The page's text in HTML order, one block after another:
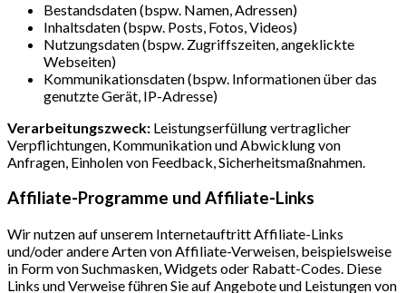
Bestandsdaten (bspw. Namen, Adressen)
Inhaltsdaten (bspw. Posts, Fotos, Videos)
Nutzungsdaten (bspw. Zugriffszeiten, angeklickte
Webseiten)
Kommunikationsdaten (bspw. Informationen über das
genutzte Gerät, IP-Adresse)
Verarbeitungszweck: Leistungserfüllung vertraglicher
Verpflichtungen, Kommunikation und Abwicklung von
Anfragen, Einholen von Feedback, Sicherheitsmaßnahmen.
Affiliate-Programme und Affiliate-Links
Wir nutzen auf unserem Internetauftritt Affiliate-Links
und/oder andere Arten von Affiliate-Verweisen, beispielsweise
in Form von Suchmasken, Widgets oder Rabatt-Codes. Diese
Links und Verweise führen Sie auf Angebote und Leistungen von